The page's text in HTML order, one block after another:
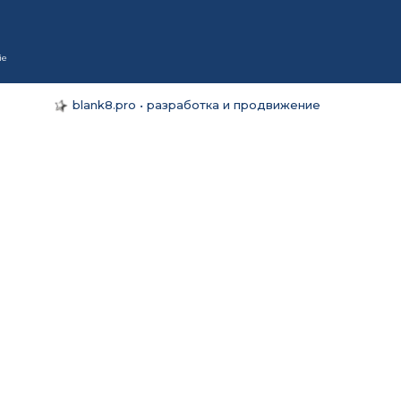
blank8.pro • разработка и продвижение